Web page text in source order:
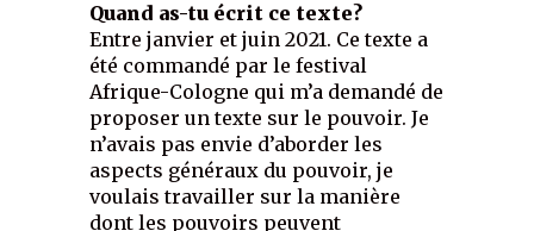
Quand as-tu écrit ce texte?
Entre janvier et juin 2021. Ce texte a
été commandé par le festival
Afrique-Cologne qui m’a demandé de
proposer un texte sur le pouvoir. Je
n’avais pas envie d’aborder les
aspects généraux du pouvoir, je
voulais travailler sur la manière
dont les pouvoirs peuvent